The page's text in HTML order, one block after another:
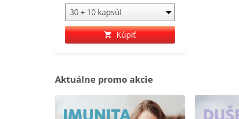
fruktooligosacharidy .
Kúpiť
Aktuálne promo akcie